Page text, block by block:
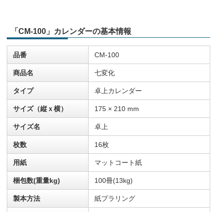
「CM-100」カレンダーの基本情報
品番 CM-100
商品名 七変化
タイプ 卓上カレンダー
サイズ（縦ｘ横） 175 × 210 mm
サイズ名 卓上
枚数 16枚
用紙 マットコート紙
梱包数(重量kg) 100冊(13kg)
製本方法 紙プラリング